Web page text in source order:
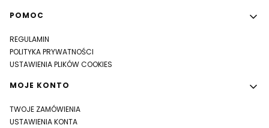
POMOC
REGULAMIN
POLITYKA PRYWATNOŚCI
USTAWIENIA PLIKÓW COOKIES
MOJE KONTO
TWOJE ZAMÓWIENIA
USTAWIENIA KONTA